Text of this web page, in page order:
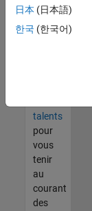
corresponde
à vos
talents
pour
vous
tenir
au
courant
des
日本 (日本語)
한국 (한국어)